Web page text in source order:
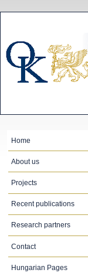
Home
About us
Projects
Recent publications
Research partners
Contact
Hungarian Pages